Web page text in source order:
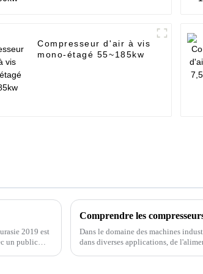
Compresseur d'air à vis
mono-étagé 55~185kw
2019 est
un public
Dans le domaine des machines
dans diverses applications, de